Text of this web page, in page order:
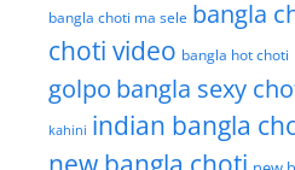
bangla choti ma sele bangla
choti video bangla hot choti
golpo bangla sexy
kahini indian bangla
new bangla choti